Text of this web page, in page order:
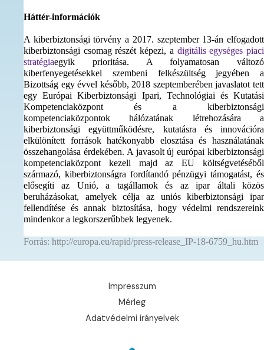
Háttér-információk
A kiberbiztonsági törvény a 2017. szeptember 13-án elfogadott
kiberbiztonsági csomag részét képezi, a digitális egységes piaci
stratégiaegyik prioritása. A folyamatosan változó
kiberfenyegetésekkel szembeni felkészültség jegyében a
Bizottság egy évvel később, 2018 szeptemberében javaslatot tett
egy Európai Kiberbiztonsági Ipari, Technológiai és Kutatási
Kompetenciaközpont és a kiberbiztonsági
kompetenciaközpontok hálózatának létrehozására a
kiberbiztonsági együttműködésre, kutatásra és innovációra
elkülönített források hatékonyabb elosztása és használatának
összehangolása érdekében. A javasolt új európai kiberbiztonsági
kompetenciaközpont kezeli majd az EU költségvetéséből
származó, kiberbiztonságra fordítandó pénzügyi támogatást, és
elősegíti az Unió, a tagállamok és az ipar általi közös
beruházásokat, amelyek célja az uniós kiberbiztonsági ipar
fellendítése és annak biztosítása, hogy védelmi rendszereink
mindenkor a legkorszerűbbek legyenek.
Forrás: http://europa.eu/rapid/press-release_IP-18-6759_hu.htm
Impresszum
Mérleg
Adatvédelmi irányelvek